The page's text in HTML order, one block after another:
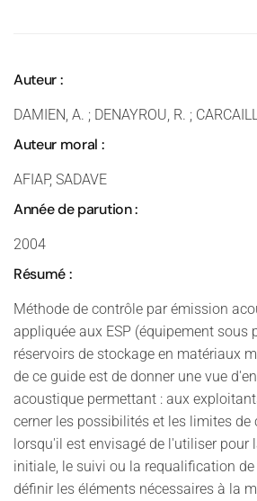
Auteur :
DAMIEN, A. ; DENAYROU, R. ;
Auteur moral :
AFIAP, SADAVE
Année de parution :
2004
Résumé :
Méthode de contrôle par émission
appliquée aux ESP (équipement sous
réservoirs de stockage en matériaux
de ce guide est de donner une vue
acoustique permettant : aux
cerner les possibilités et les limites de
lorsqu'il est envisagé de l'utiliser pour
initiale, le suivi ou la requalification
définir les éléments nécessaires à la